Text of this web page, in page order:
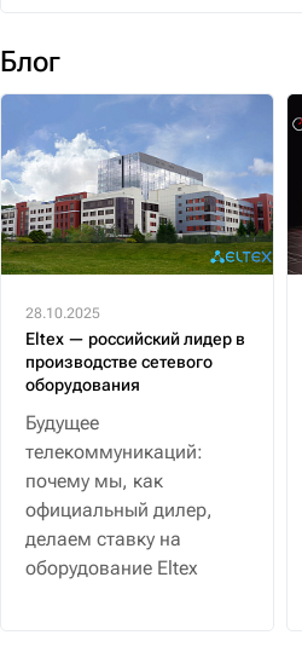
Блог
28.10.2025
Eltex — российский лидер в
производстве сетевого
оборудования
Будущее
телекоммуникаций:
почему мы, как
официальный дилер,
делаем ставку на
оборудование Eltex